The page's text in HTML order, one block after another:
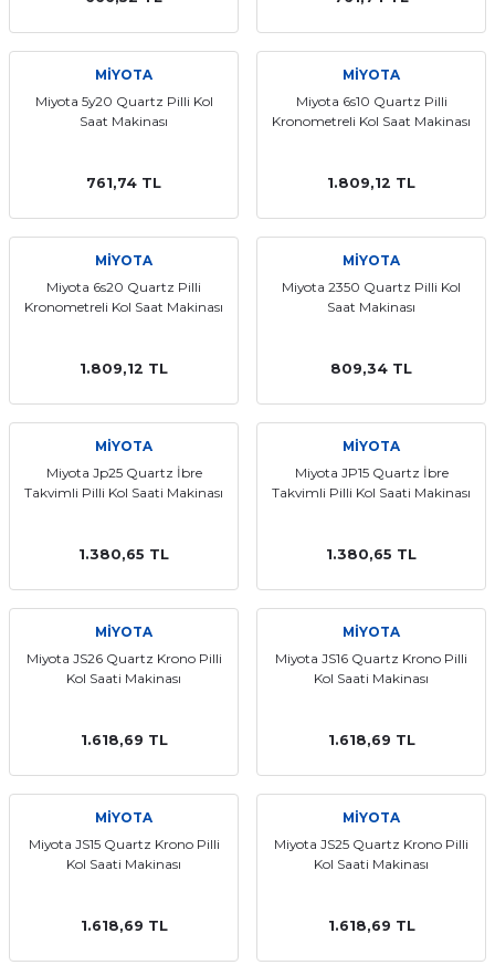
MİYOTA
Miyota 5y20 Quartz Pilli Kol
Saat Makinası
761,74 TL
MİYOTA
Miyota 6s10 Quartz Pilli
Kronometreli Kol Saat Makinası
1.809,12 TL
MİYOTA
Miyota 6s20 Quartz Pilli
Kronometreli Kol Saat Makinası
1.809,12 TL
MİYOTA
Miyota 2350 Quartz Pilli Kol
Saat Makinası
809,34 TL
MİYOTA
Miyota Jp25 Quartz İbre
Takvimli Pilli Kol Saati Makinası
1.380,65 TL
MİYOTA
Miyota JP15 Quartz İbre
Takvimli Pilli Kol Saati Makinası
1.380,65 TL
MİYOTA
Miyota JS26 Quartz Krono Pilli
Kol Saati Makinası
1.618,69 TL
MİYOTA
Miyota JS16 Quartz Krono Pilli
Kol Saati Makinası
1.618,69 TL
MİYOTA
Miyota JS15 Quartz Krono Pilli
Kol Saati Makinası
1.618,69 TL
MİYOTA
Miyota JS25 Quartz Krono Pilli
Kol Saati Makinası
1.618,69 TL